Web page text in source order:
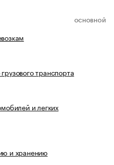
ОСНОВНОЙ
транспорта
и легких
и хранению